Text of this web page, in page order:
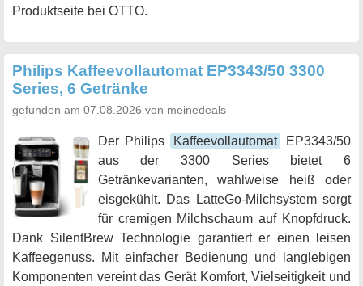
Produktseite bei OTTO.
Philips Kaffeevollautomat EP3343/50 3300
Series, 6 Getränke
gefunden am 07.08.2026 von meinedeals
Der Philips Kaffeevollautomat
EP3343/50
aus der 3300 Series bietet 6
Getränkevarianten, wahlweise heiß oder
eisgekühlt. Das LatteGo-Milchsystem sorgt
für cremigen Milchschaum auf Knopfdruck.
Dank SilentBrew Technologie garantiert er einen leisen
Kaffeegenuss. Mit einfacher Bedienung und langlebigen
Komponenten vereint das Gerät Komfort, Vielseitigkeit und